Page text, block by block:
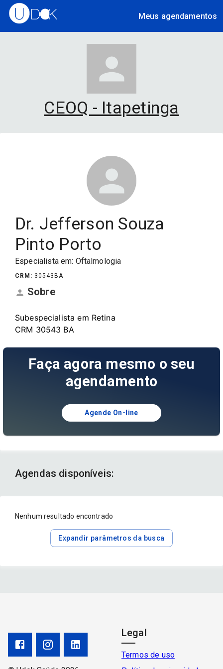
Meus agendamentos
CEOQ - Itapetinga
Dr. Jefferson Souza
Pinto Porto
Especialista em: Oftalmologia
CRM : 30543 BA
Sobre
Subespecialista em Retina
CRM 30543 BA
Faça agora mesmo o seu
agendamento
Agende On-line
Agendas disponíveis:
Nenhum resultado encontrado
Expandir parâmetros da busca
Legal
Termos de uso